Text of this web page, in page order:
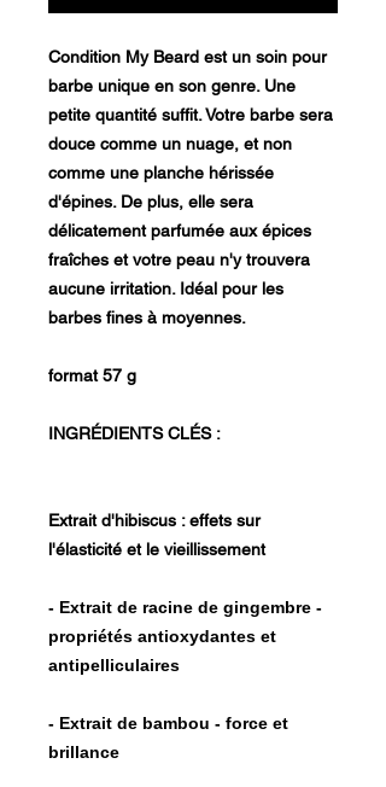
Condition My Beard est un soin pour
barbe unique en son genre. Une
petite quantité suffit. Votre barbe sera
douce comme un nuage, et non
comme une planche hérissée
d'épines. De plus, elle sera
délicatement parfumée aux épices
fraîches et votre peau n'y trouvera
aucune irritation. Idéal pour les
barbes fines à moyennes.
format 57 g
INGRÉDIENTS CLÉS :
Extrait d'hibiscus : effets sur
l'élasticité et le vieillissement
- Extrait de racine de gingembre -
propriétés antioxydantes et
antipelliculaires
- Extrait de bambou - force et
brillance